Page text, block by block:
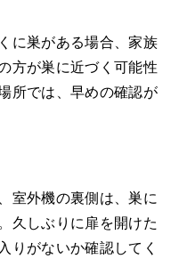
に巣がある場合、家族
方が巣に近づく可能性
所では、早めの確認が
室外機の裏側は、巣に
久しぶりに扉を開けた
りがないか確認してく